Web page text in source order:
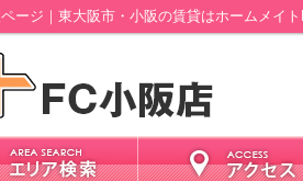
ージ｜東大阪市・小阪の賃貸はホームメイ